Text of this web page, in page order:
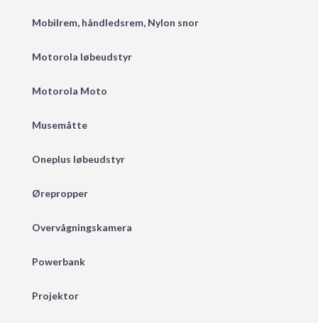
Mobilrem, håndledsrem, Nylon snor
Motorola løbeudstyr
Motorola Moto
Musemåtte
Oneplus løbeudstyr
Ørepropper
Overvågningskamera
Powerbank
Projektor